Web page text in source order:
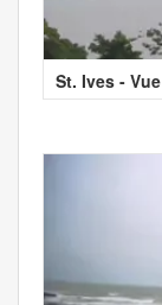
St. Ives -